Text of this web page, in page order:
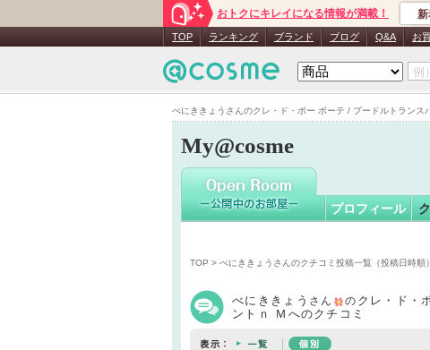
べにききょうさんのクレ・ド・ポー ボーテ / プードルトランス
おトクにキレイになる情報が満載！ 新
TOP ランキング ブランド ブログ Q&A お
My@cosme
べにききょ
プロフィール
TOP > べにききょうさんのクチコミ投稿一覧（投稿日時順）
べにききょう さん の クレ・ド・
ントｎ Ｍへのクチコミ